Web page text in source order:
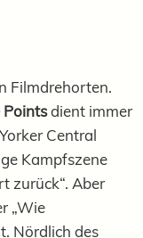
Filmdrehorten.
Pointsdient immer
Central
Kampfszene
zurück“. Aber
„Wie
Nördlich des